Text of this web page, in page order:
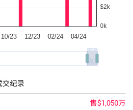
交纪录
售$1,050万